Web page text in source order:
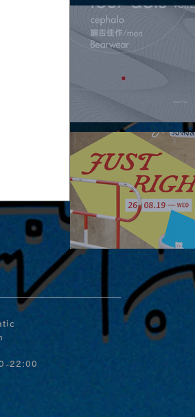
2026.08.15 |【観覧】昼）月見ルpre.『
2026.08.16 |【観覧】夜）four dots
2026.08.19 |【観覧】JUST RIGHT!!
22:00